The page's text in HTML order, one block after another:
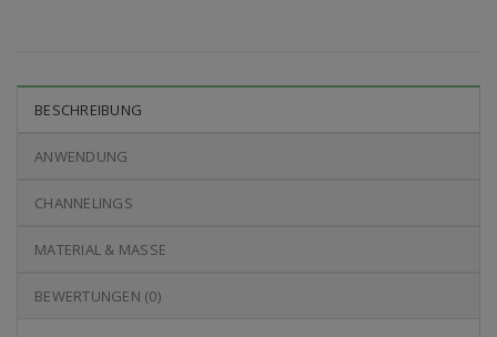
BESCHREIBUNG
ANWENDUNG
CHANNELINGS
MATERIAL & MASSE
BEWERTUNGEN (0)